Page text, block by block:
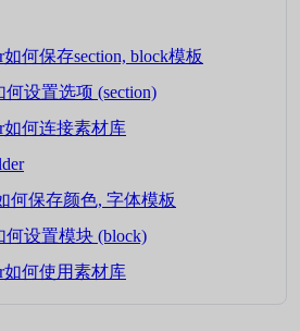
如何保存section, block模板
何设置选项 (section)
如何连接素材库
何保存颜色, 字体模板
何设置模块 (block)
如何使用素材库